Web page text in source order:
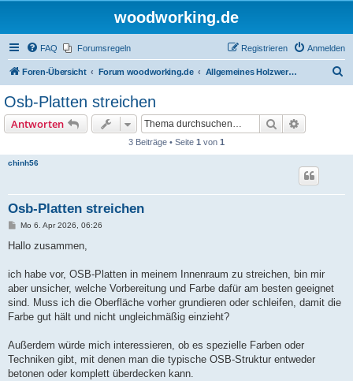
woodworking.de
FAQ Forumsregeln Anmelden
Registrieren
Foren-Übersicht Forum woodworking.de Allgemeines Holzwerkerforum - das laute Forum
Osb-Platten streichen
Antworten Suche
3 Beiträge • Seite 1 von 1
chinh56
Osb-Platten streichen
B
i
a
Mo 6. Apr 2026, 06:26
Hallo zusammen,
ich habe vor, OSB-Platten in meinem Innenraum zu streichen, bin mir
aber unsicher, welche Vorbereitung und Farbe dafür am besten geeignet
sind. Muss ich die Oberfläche vorher grundieren oder schleifen, damit die
Farbe gut hält und nicht ungleichmäßig einzieht?
Außerdem würde mich interessieren, ob es spezielle Farben oder
Techniken gibt, mit denen man die typische OSB-Struktur entweder
betonen oder komplett überdecken kann.